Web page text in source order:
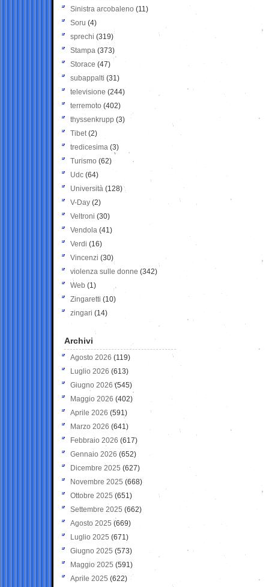
Sinistra arcobaleno (11)
Soru (4)
sprechi (319)
Stampa (373)
Storace (47)
subappalti (31)
televisione(244)
terremoto (402)
thyssenkrupp (3)
Tibet(2)
tredicesima (3)
Turismo (62)
Udc (64)
Università (128)
V-Day (2)
Veltroni (30)
Vendola (41)
Verdi (16)
Vincenzi (30)
violenza sulle donne (342)
Web (1)
Zingaretti (10)
zingari (14)
Archivi
Agosto 2026 (119)
Luglio 2026 (613)
Giugno 2026 (545)
Maggio 2026 (402)
Aprile 2026 (591)
Marzo 2026 (641)
Febbraio 2026 (617)
Gennaio 2026 (652)
Dicembre 2025 (627)
Novembre 2025 (668)
Ottobre 2025 (651)
Settembre 2025 (662)
Agosto 2025 (669)
Luglio 2025 (671)
Giugno 2025 (573)
Maggio 2025 (591)
Aprile 2025 (622)